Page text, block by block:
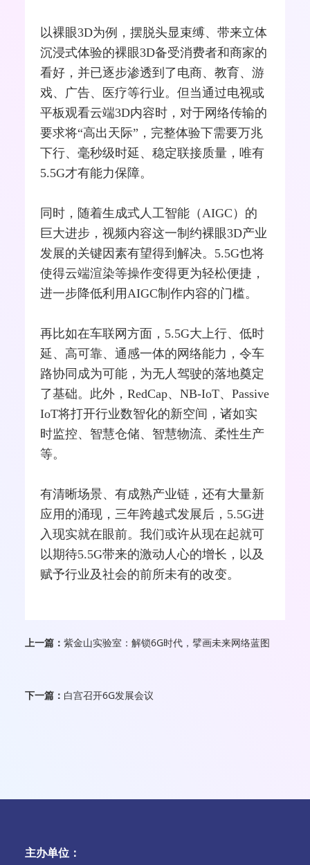
以裸眼3D为例，摆脱头显束缚、带来立体
沉浸式体验的裸眼3D备受消费者和商家的
看好，并已逐步渗透到了电商、教育、游
戏、广告、医疗等行业。但当通过电视或
平板观看云端3D内容时，对于网络传输的
要求将“高出天际”，完整体验下需要万兆
下行、毫秒级时延、稳定联接质量，唯有
5.5G才有能力保障。
同时，随着生成式人工智能（AIGC）的
巨大进步，视频内容这一制约裸眼3D产业
发展的关键因素有望得到解决。5.5G也将
使得云端渲染等操作变得更为轻松便捷，
进一步降低利用AIGC制作内容的门槛。
再比如在车联网方面，5.5G大上行、低时
延、高可靠、通感一体的网络能力，令车
路协同成为可能，为无人驾驶的落地奠定
了基础。此外，RedCap、NB-IoT、Passive
IoT将打开行业数智化的新空间，诸如实
时监控、智慧仓储、智慧物流、柔性生产
等。
有清晰场景、有成熟产业链，还有大量新
应用的涌现，三年跨越式发展后，5.5G进
入现实就在眼前。我们或许从现在起就可
以期待5.5G带来的激动人心的增长，以及
赋予行业及社会的前所未有的改变。
上一篇： 紫金山实验室：解锁6G时代，擘画未来网络蓝图
下一篇： 白宫召开6G发展会议
主办单位：